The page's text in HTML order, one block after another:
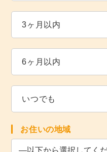
3ヶ月以内
6ヶ月以内
いつでも
お住いの地域